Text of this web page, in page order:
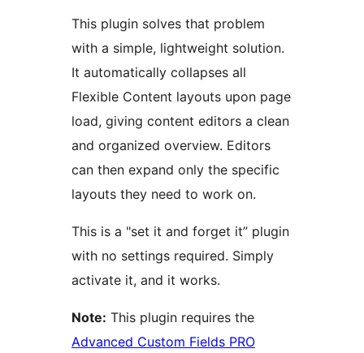
This plugin solves that problem
with a simple, lightweight solution.
It automatically collapses all
Flexible Content layouts upon page
load, giving content editors a clean
and organized overview. Editors
can then expand only the specific
layouts they need to work on.
This is a "set it and forget it” plugin
with no settings required. Simply
activate it, and it works.
Note: This plugin requires the
Advanced Custom Fields PRO